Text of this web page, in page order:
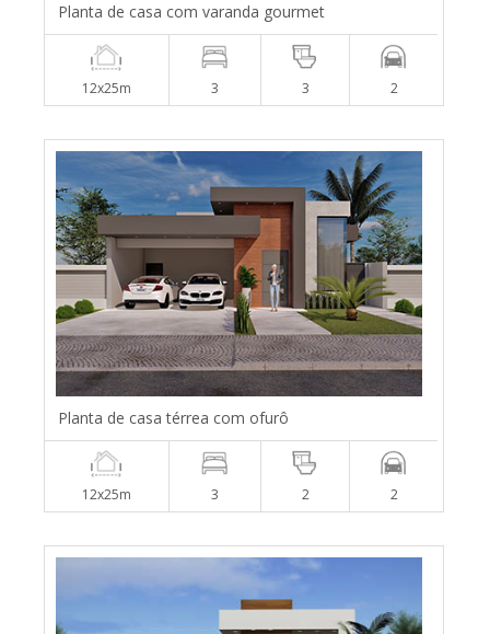
Planta de casa com varanda gourmet
12x25m 3 3 2
Planta de casa térrea com ofurô
12x25m 3 2 2